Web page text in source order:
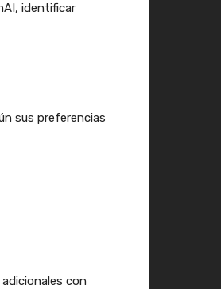
identificar
sus preferencias
con